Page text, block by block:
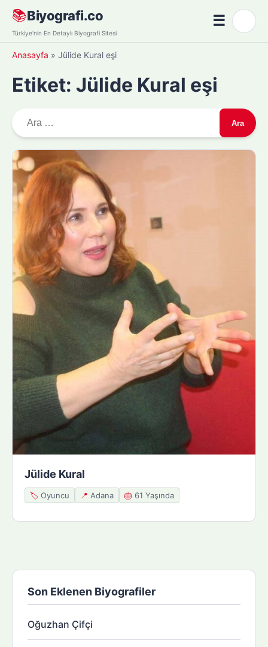
Skip
content
📚Biyografi.co
Türkiye'nin En Detaylı Biyografi Sitesi
☰Menü
Anasayfa » Jülide Kural eşi
Etiket: Jülide Kural eşi
r
m
:
Jülide Kural
🏷️ Oyuncu 📍 Adana 🎂 61 Yaşında
Son Eklenen Biyografiler
Oğuzhan Çifçi